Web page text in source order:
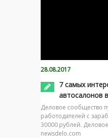
28.08.2017
7 самых
автосалонов
Деловое сообщество
работодателей с
30000 рублей.
newsdelo.com